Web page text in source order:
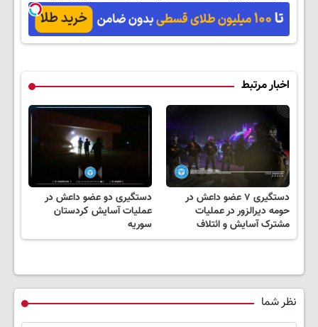
کن!تخفیف تا
امشب
45%تخفیف!
40%تخفیف)
اخبار مرتبط
دستگیری ۷ عضو داعش در
حومه دیرالزور در عملیات
مشترک آسایش و ائتلاف
دستگیری دو عضو داعش در
عملیات آسایش کردستان
سوریه
نظر شما